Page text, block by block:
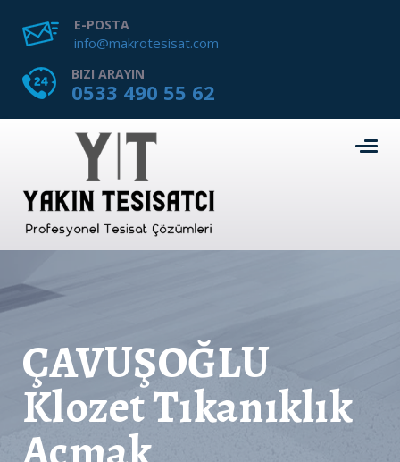
E-POSTA
info@makrotesisat.com
BIZI ARAYIN
0533 490 55 62
ÇAVUŞOĞLU
Klozet Tıkanıklık